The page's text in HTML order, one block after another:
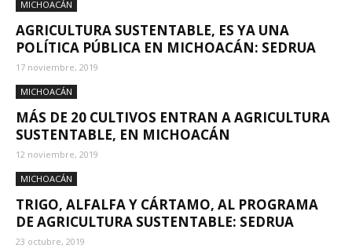
MICHOACÁN
AGRICULTURA SUSTENTABLE, ES YA UNA
POLÍTICA PÚBLICA EN MICHOACÁN: SEDRUA
17 noviembre, 2019
MICHOACÁN
MÁS DE 20 CULTIVOS ENTRAN A AGRICULTURA
SUSTENTABLE, EN MICHOACÁN
12 noviembre, 2019
MICHOACÁN
TRIGO, ALFALFA Y CÁRTAMO, AL PROGRAMA
DE AGRICULTURA SUSTENTABLE: SEDRUA
23 octubre, 2019